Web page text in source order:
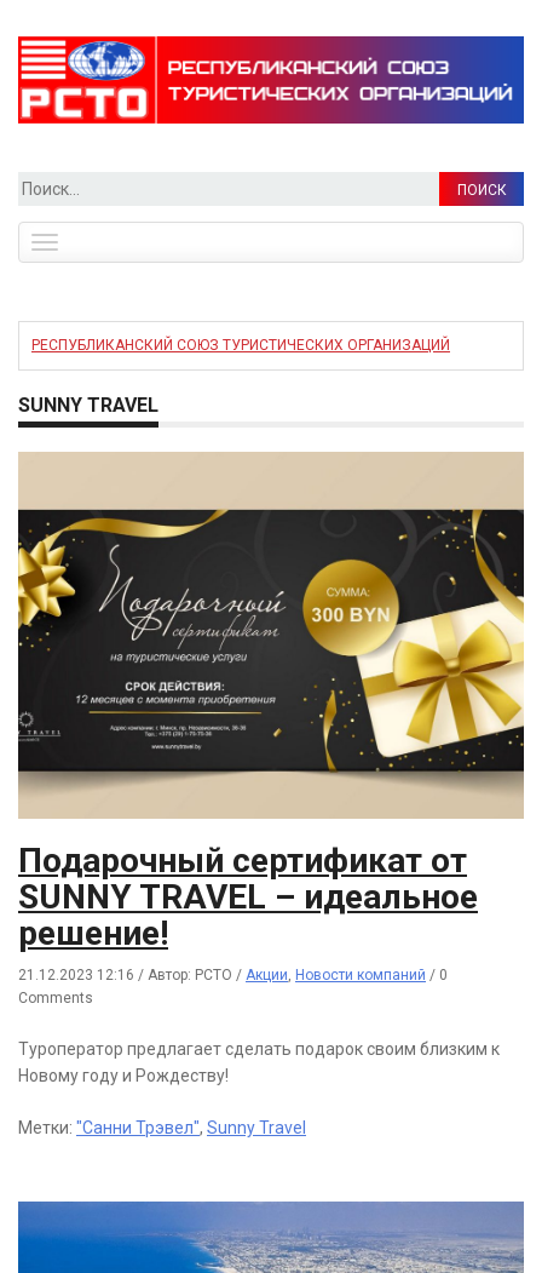
Найти:
navigation
РЕСПУБЛИКАНСКИЙ СОЮЗ ТУРИСТИЧЕСКИХ ОРГАНИЗАЦИЙ
SUNNY TRAVEL
Подарочный сертификат от
SUNNY TRAVEL – идеальное
решение!
21.12.2023 12:16 / Автор: РСТО / Акции, Новости компаний / 0
Comments
Туроператор предлагает сделать подарок своим близким к
Новому году и Рождеству!
Метки: "Санни Трэвел", Sunny Travel